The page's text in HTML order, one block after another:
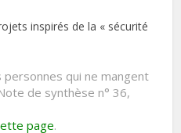
inspirés de la « sécurité
personnes qui ne mangent
de synthèse n° 36,
page.